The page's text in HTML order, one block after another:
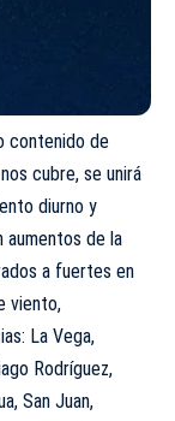
contenido de
cubre, se unirá
diurno y
aumentos de la
a fuertes en
viento,
La Vega,
Rodríguez,
San Juan,